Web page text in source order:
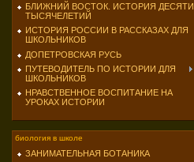
БЛИЖНИЙ ВОСТОК. ИСТОРИЯ ДЕСЯТИ
ТЫСЯЧЕЛЕТИЙ
ИСТОРИЯ РОССИИ В РАССКАЗАХ ДЛЯ
ШКОЛЬНИКОВ
ДОПЕТРОВСКАЯ РУСЬ
ПУТЕВОДИТЕЛЬ ПО ИСТОРИИ ДЛЯ
ШКОЛЬНИКОВ
НРАВСТВЕННОЕ ВОСПИТАНИЕ НА
УРОКАХ ИСТОРИИ
биология в школе
ЗАНИМАТЕЛЬНАЯ БОТАНИКА